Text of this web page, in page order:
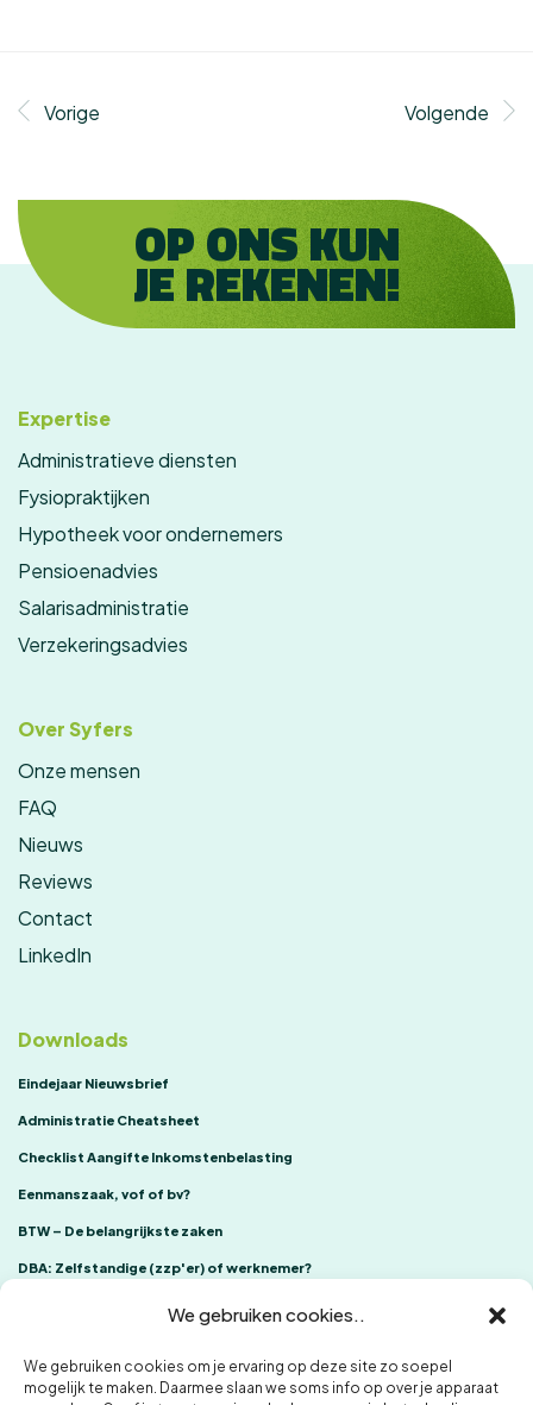
We gebruiken cookies..
We gebruiken cookies om je ervaring op deze site zo soepel
mogelijk te maken. Daarmee slaan we soms info op over je apparaat
Vorige Volgende
OP ONS KUN
JE REKENEN!
Expertise
Administratieve diensten
Fysiopraktijken
Hypotheek voor ondernemers
Pensioenadvies
Salarisadministratie
Verzekeringsadvies
Over Syfers
Onze mensen
FAQ
Nieuws
Reviews
Contact
LinkedIn
Downloads
Eindejaar Nieuwsbrief
Administratie Cheatsheet
Checklist Aangifte Inkomstenbelasting
Eenmanszaak, vof of bv?
BTW – De belangrijkste zaken
DBA: Zelfstandige (zzp'er) of werknemer?